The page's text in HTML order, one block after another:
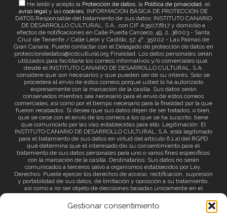
Gestionar consentimiento
He leído y acepto la Protección de datos, la Política de privacidad, el
aviso legaly lascookies. INFORMACIÓN BÁSICA DE PROTECCIÓN DE
DATOS Responsable del tratamiento de sus datos: INSTITUTO CANARIO
DE DESARROLLO CULTURAL, S.A., con CIF A35077817 y domicilio a
efectos de notificaciones en Calle Puerta Canseco, 49, 2, 38003 - Santa
Cruz de Tenerife / Calle León y Castillo, 57, 4ª. 35002 - Las Palmas de
Gran Canaria. Puede contactar con el Delegado de protección de datos en
protecciondedatos@icdcultural.org Finalidad: Los datos personales serán
utilizados para facilitarle los correos informativos y/o comerciales que,
desde el INSTITUTO CANARIO DE DESARROLLO CULTURAL, S.A.
considere que son necesarios y que pueden ser de su interés. Solo se
procederá al envío de estos correos porque usted lo ha autorizado
expresamente con la marcación de la casilla. Sus datos serán
conservados mientras sea necesario para el envío de estos correos
comerciales, así como por el tiempo necesario para la finalidad por la que
fueron recabados. Si desea que sus datos dejen de ser tratados, o bien,
que se cese con el envío de los correos a los que se ha suscrito, tiene
que comunicarlo por las vías establecidas para ello. Legitimación: El
INSTITUTO CANARIO DE DESARROLLO CULTURAL, S.A. está legitimado
para el tratamiento de sus datos en virtud del artículo 6.1.a) del RGPD
que determina que el interesado dio su consentimiento para el
tratamiento de sus datos personales para uno o varios fines específicos
con la marcación de la casilla. Destinatarios: Sus datos no serán
comunicados a terceros salvo a organismos establecidos por Ley.
Derechos: Puede ejercer los derechos de acceso, rectificación, supresión
y portabilidad de sus datos, de limitación y oposición a su tratamiento,
así como a no ser objeto de decisiones basadas únicamente en el
tratamiento automatizado de sus datos y revocar el consentimiento
prestado. Información adicional: Puede consultar la información adicional
a través del siguienteenlace.